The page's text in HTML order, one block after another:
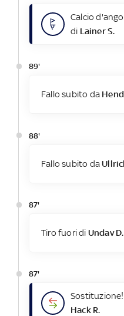
Calcio
di Lainer S.
89'
Fallo subito da
88'
Fallo subito da
87'
Tiro fuori di Undav D.
87'
Sostituzione!
Hack R.